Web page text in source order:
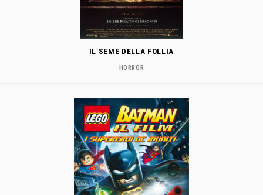
IL SEME DELLA FOLLIA
HORROR